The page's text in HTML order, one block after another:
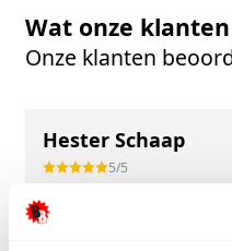
Wat onze
Onze klanten
Hester Schaap
5/5
Top geholpen en voor